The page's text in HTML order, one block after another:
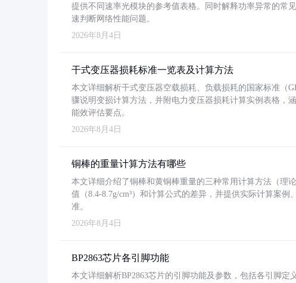
提供不同速率光模块的参考值表格。同时解释功率异常的常
速判断网络性能问题。
2026年8月4日
干式变压器损耗标准一览表及计算方法
本文详细解析干式变压器空载损耗、负载损耗的国家标准（
骤说明变损计算方法，并附电力变压器损耗计算实例表格，
能效评估要点。
2026年8月4日
铜棒的重量计算方法有哪些
本文详细介绍了铜棒和黄铜棒重量的三种常用计算方法（理
值（8.4-8.7g/cm³）和计算公式的差异，并提供实际计算案
准。
2026年8月4日
BP2863芯片各引脚功能
本文详细解析BP2863芯片的引脚功能及参数，包括各引脚